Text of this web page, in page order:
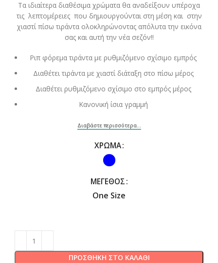
Τα ιδιαίτερα διαθέσιμα χρώματα θα αναδείξουν υπέροχα
τις λεπτομέρειες που δημιουργούνται στη μέση και στην
χιαστί πίσω τιράντα ολοκληρώνοντας απόλυτα την εικόνα
σας και αυτή την νέα σεζόν!!
Ριπ φόρεμα τιράντα με ρυθμιζόμενο σχίσιμο εμπρός
Διαθέτει τιράντα με χιαστί διάταξη στο πίσω μέρος
Διαθέτει ρυθμιζόμενο σχίσιμο στο εμπρός μέρος
Κανονική ίσια γραμμή
Διαβάστε περισσότερα...
ΧΡΏΜΑ
ΜΈΓΕΘΟΣ
One Size
ΠΡΟΣΘΉΚΗ ΣΤΟ ΚΑΛΆΘΙ